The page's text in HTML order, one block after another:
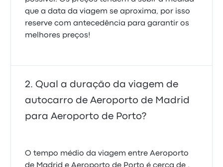
que a data da viagem se aproxima, por isso
reserve com antecedência para garantir os
melhores preços!
Qual a duração da viagem de
autocarro de Aeroporto de Madrid
para Aeroporto de Porto?
O tempo médio da viagem entre Aeroporto
de Madrid e Aeroporto de Porto é cerca de ,